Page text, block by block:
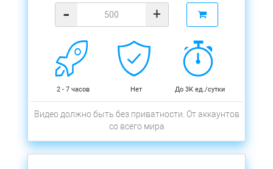
- +
2 - 7 часов Нет До 3К ед./сутки
Видео должно быть без приватности. От аккаунтов
со всего мира